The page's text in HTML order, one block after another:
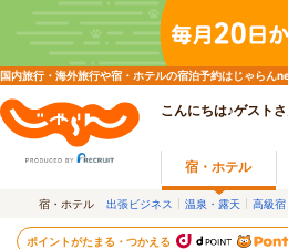
国内旅行・海外旅行や宿・ホテルの宿泊予約はじゃら
こんにちは♪ゲスト
宿・ホテル
宿・ホテル 出張ビジネス 温泉・露天 高級宿
ポイントがたまる・つかえる